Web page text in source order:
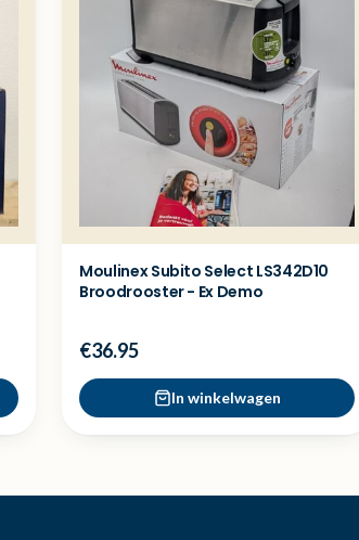
Moulinex Subito Select LS342D10
Broodrooster - Ex Demo
€36.95
In winkelwagen